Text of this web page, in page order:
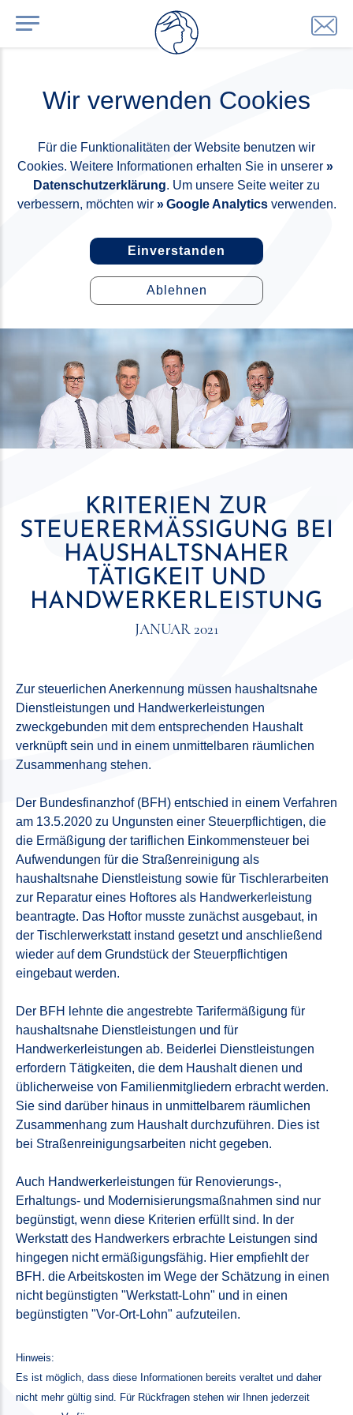
Wir verwenden Cookies
Für die Funktionalitäten der Website benutzen wir
Cookies. Weitere Informationen erhalten Sie in unserer
Datenschutzerklärung. Um unsere Seite weiter zu
verbessern, möchten wir
Google Analyticsverwenden.
Einverstanden
Ablehnen
KRITERIEN ZUR
STEUERERMÄSSIGUNG BEI H
AUSHALTSNAHER T
ÄTIGKEIT UND H
ANDWERKERLEISTUNG
JANUAR 2021
Zur steuerlichen Anerkennung müssen haushaltsnahe
Dienstleistungen und Handwerkerleistungen
zweckgebunden mit dem entsprechenden Haushalt
verknüpft sein und in einem unmittelbaren räumlichen
Zusammenhang stehen.
Der Bundesfinanzhof (BFH) entschied in einem Verfahren
am 13.5.2020 zu Ungunsten einer Steuerpflichtigen, die
die Ermäßigung der tariflichen Einkommensteuer bei
Aufwendungen für die Straßenreinigung als
haushaltsnahe Dienstleistung sowie für Tischlerarbeiten
zur Reparatur eines Hoftores als Handwerkerleistung
beantragte. Das Hoftor musste zunächst ausgebaut, in
der Tischlerwerkstatt instand gesetzt und anschließend
wieder auf dem Grundstück der Steuerpflichtigen
eingebaut werden.
Der BFH lehnte die angestrebte Tarifermäßigung für
haushaltsnahe Dienstleistungen und für
Handwerkerleistungen ab. Beiderlei Dienstleistungen
erfordern Tätigkeiten, die dem Haushalt dienen und
üblicherweise von Familienmitgliedern erbracht werden.
Sie sind darüber hinaus in unmittelbarem räumlichen
Zusammenhang zum Haushalt durchzuführen. Dies ist
bei Straßenreinigungsarbeiten nicht gegeben.
Auch Handwerkerleistungen für Renovierungs-,
Erhaltungs- und Modernisierungsmaßnahmen sind nur
begünstigt, wenn diese Kriterien erfüllt sind. In der
Werkstatt des Handwerkers erbrachte Leistungen sind
hingegen nicht ermäßigungsfähig. Hier empfiehlt der
BFH. die Arbeitskosten im Wege der Schätzung in einen
nicht begünstigten "Werkstatt-Lohn" und in einen
begünstigten "Vor-Ort-Lohn" aufzuteilen.
Hinweis:
Es ist möglich, dass diese Informationen bereits veraltet und daher
nicht mehr gültig sind. Für Rückfragen stehen wir Ihnen jederzeit